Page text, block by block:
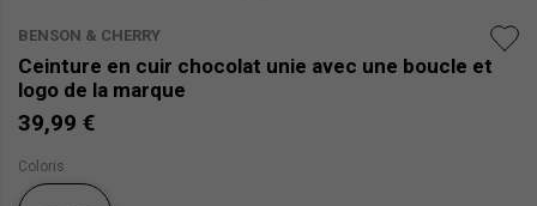
BENSON & CHERRY
Ceinture en cuir chocolat unie avec une boucle et
logo de la marque
39,99 €
Coloris